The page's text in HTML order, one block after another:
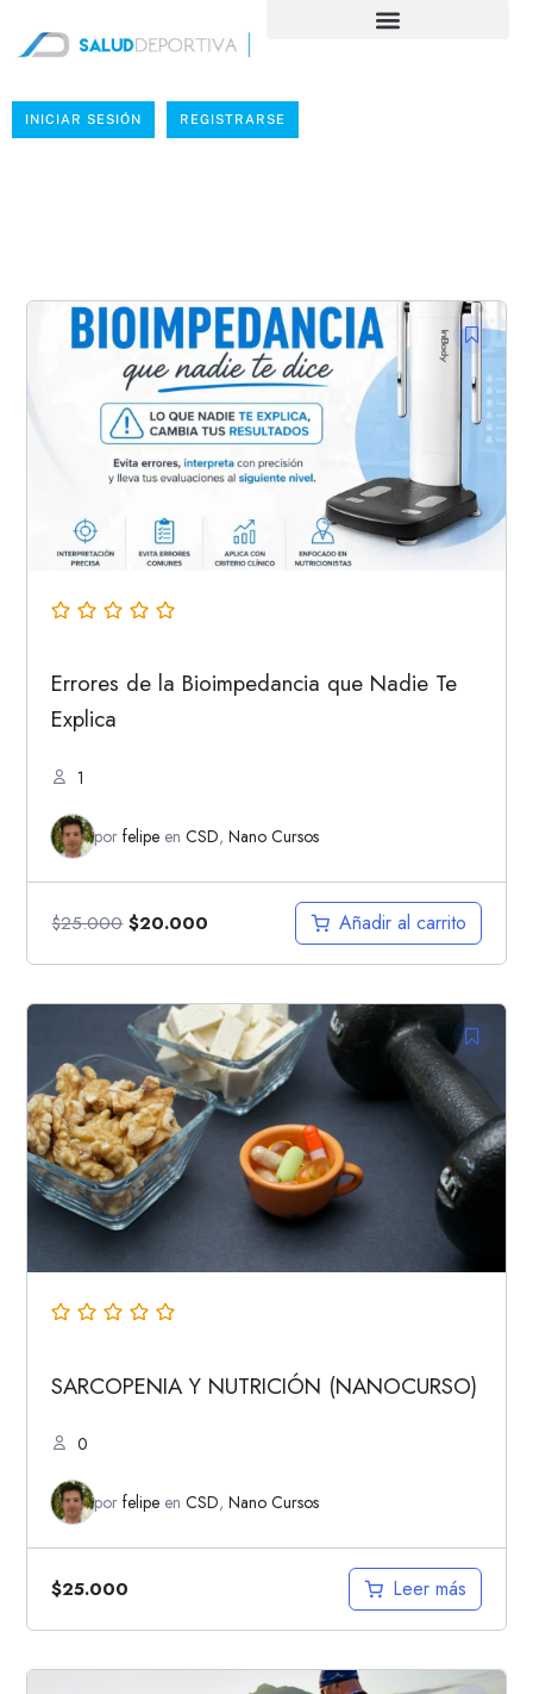
INICIAR SESIÓN REGISTRARSE
Errores de la Bioimpedancia que Nadie Te
Explica
1
porfelipe enCSD,Nano Cursos
$25.000 $20.000 Añadir al carrito
SARCOPENIA Y NUTRICIÓN (NANOCURSO)
0
porfelipe enCSD,Nano Cursos
$25.000 Leer más